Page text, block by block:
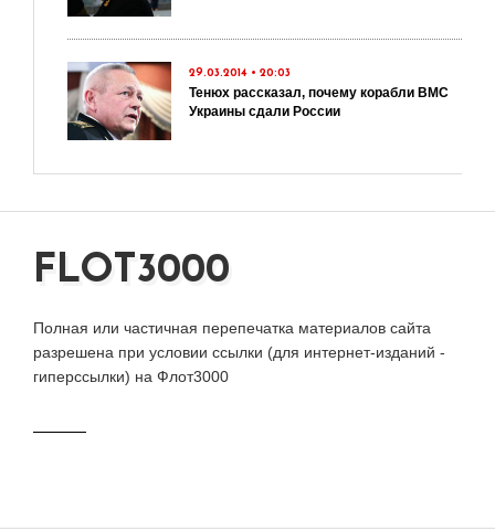
29.03.2014 • 20:03
Тенюх рассказал, почему корабли ВМС
Украины сдали России
FLOT3000
Полная или частичная перепечатка материалов сайта
разрешена при условии ссылки (для интернет-изданий -
гиперссылки) на Флот3000